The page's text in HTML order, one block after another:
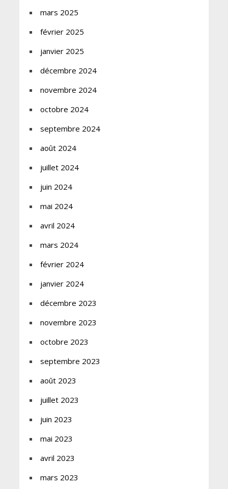
mars 2025
février 2025
janvier 2025
décembre 2024
novembre 2024
octobre 2024
septembre 2024
août 2024
juillet 2024
juin 2024
mai 2024
avril 2024
mars 2024
février 2024
janvier 2024
décembre 2023
novembre 2023
octobre 2023
septembre 2023
août 2023
juillet 2023
juin 2023
mai 2023
avril 2023
mars 2023